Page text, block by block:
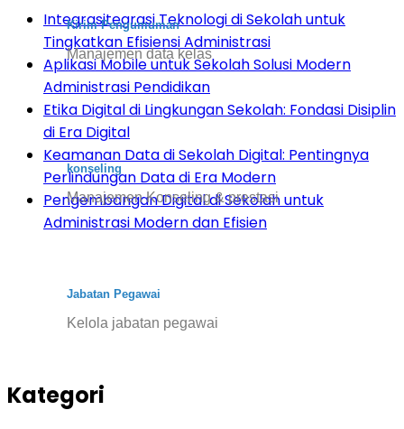
Kirim Pengumuman
Manajemen data kelas
konseling
Manajemen Konseling & prestasi
Jabatan Pegawai
Kelola jabatan pegawai
Integrasitegrasi Teknologi di Sekolah untuk
Tingkatkan Efisiensi Administrasi
Aplikasi Mobile untuk Sekolah Solusi Modern
Administrasi Pendidikan
Etika Digital di Lingkungan Sekolah: Fondasi Disiplin
di Era Digital
Keamanan Data di Sekolah Digital: Pentingnya
Perlindungan Data di Era Modern
Pengembangan Digital di Sekolah untuk
Administrasi Modern dan Efisien
Kategori